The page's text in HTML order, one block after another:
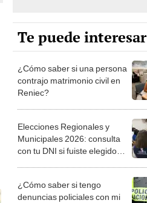
Te puede interesar
¿Cómo saber si una persona
contrajo matrimonio civil en
Reniec?
Elecciones Regionales y
Municipales 2026: consulta
con tu DNI si fuiste elegido
la ONPE
¿Cómo saber si tengo
denuncias policiales con mi